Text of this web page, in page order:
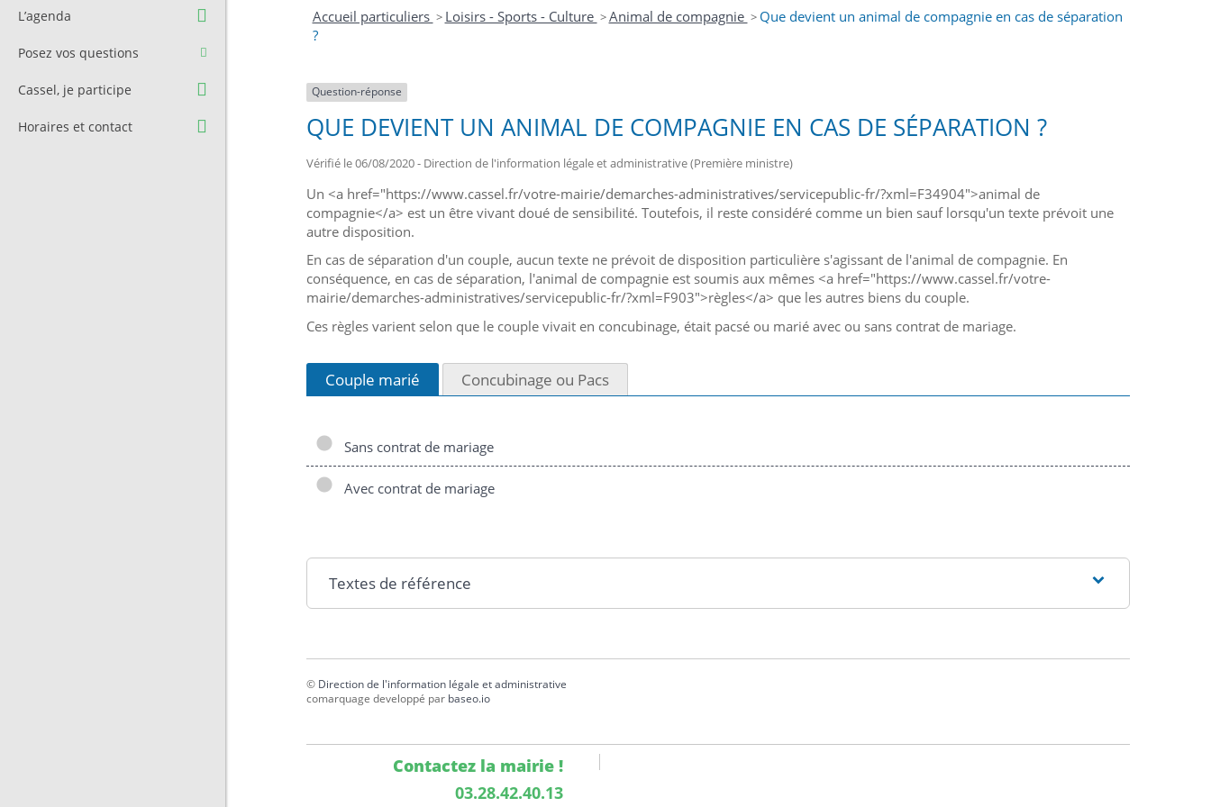
municipale
Contact et Accès
Cimetière
L’agenda
Posez vos questions
Cassel, je participe
Horaires et contact
Accueil particuliers > Loisirs - Sports - Culture >Animal de compagnie > Que devient un animal de compagnie en cas de séparation
?
Question-réponse
QUE DEVIENT UN ANIMAL DE COMPAGNIE EN CAS DE SÉPARATION ?
Vérifié le 06/08/2020 - Direction de l'information légale et administrative (Première ministre)
Un <a href="https://www.cassel.fr/votre-mairie/demarches-administratives/servicepublic-fr/?xml=F34904">animal de
compagnie</a> est un être vivant doué de sensibilité. Toutefois, il reste considéré comme un bien sauf lorsqu'un texte prévoit une
autre disposition.
En cas de séparation d'un couple, aucun texte ne prévoit de disposition particulière s'agissant de l'animal de compagnie. En
conséquence, en cas de séparation, l'animal de compagnie est soumis aux mêmes <a href="https://www.cassel.fr/votre-
mairie/demarches-administratives/servicepublic-fr/?xml=F903">règles</a> que les autres biens du couple.
Ces règles varient selon que le couple vivait en concubinage, était pacsé ou marié avec ou sans contrat de mariage.
Couple marié Concubinage ou Pacs
Sans contrat de mariage
Avec contrat de mariage
Textes de référence
© Direction de l'information légale et administrative
comarquage developpé par baseo.io
Contactez la mairie !
03.28.42.40.13